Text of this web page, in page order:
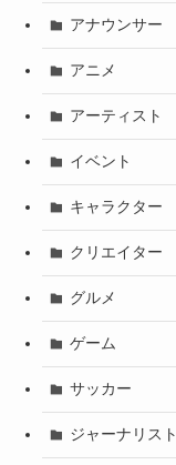
アナウンサー
アニメ
アーティスト
イベント
キャラクター
クリエイター
グルメ
ゲーム
サッカー
ジャーナリスト